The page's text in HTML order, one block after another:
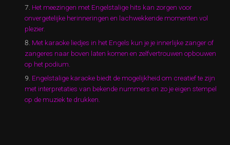
Het meezingen met Engelstalige hits kan zorgen voor
onvergetelijke herinneringen en lachwekkende momenten vol
plezier.
Met karaoke liedjes in het Engels kun je je innerlijke zanger of
zangeres naar boven laten komen en zelfvertrouwen opbouwen
op het podium.
Engelstalige karaoke biedt de mogelijkheid om creatief te zijn
met interpretaties van bekende nummers en zo je eigen stempel
op de muziek te drukken.